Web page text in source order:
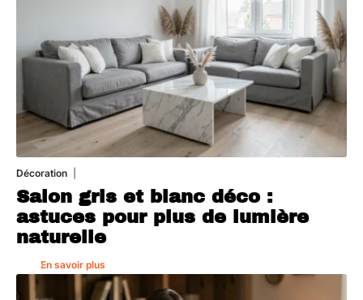
Décoration
Salon gris et blanc déco :
astuces pour plus de lumière
naturelle
En savoir plus